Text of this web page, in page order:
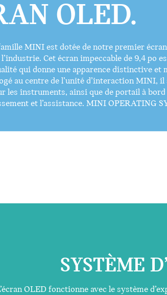
OLED.
MINI est dotée de notre premier
Cet écran impeccable de 9,4 po
qui donne une apparence distinctive et
au centre de l’unité d’interaction MINI,
les instruments, ainsi que de portail à
et l’assistance. MINI OPERATING
SYSTÈME
OLED fonctionne avec le système